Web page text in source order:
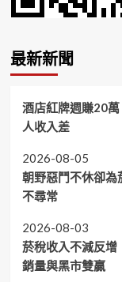
最新新聞
酒店紅牌週賺20
人收入差
2026-08-05
朝野惡鬥不休卻
不尋常
2026-08-03
菸稅收入不減反
銷量與黑市雙贏